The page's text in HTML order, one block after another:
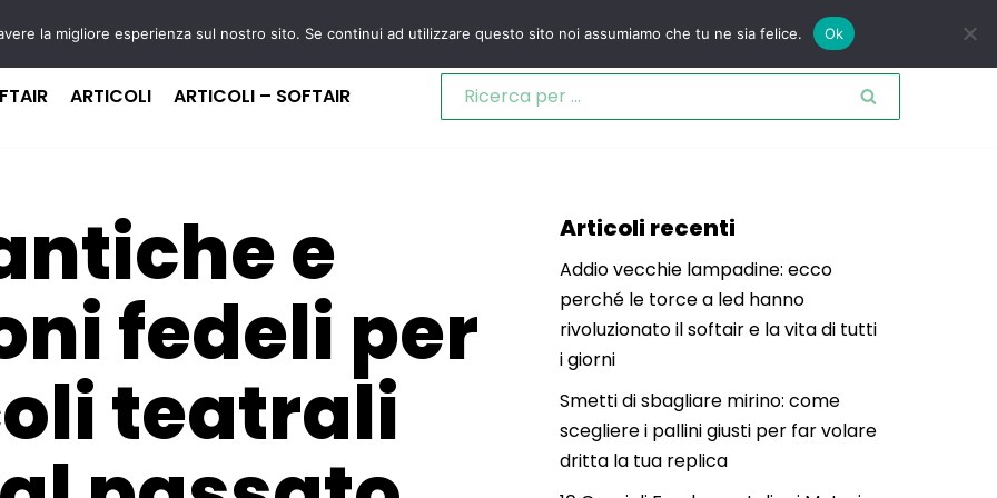
ARTICOLI ARTICOLI – SOFTAIR
e
fedeli per
teatrali
Articoli recenti
Addio vecchie lampadine: ecco
perché le torce a led hanno
rivoluzionato il softair e la vita di tutti
i giorni
Smetti di sbagliare mirino: come
scegliere i pallini giusti per far volare
dritta la tua replica
la migliore esperienza sul nostro sito. Se continui ad utilizzare questo sito noi assumiamo che tu ne sia felice. Ok